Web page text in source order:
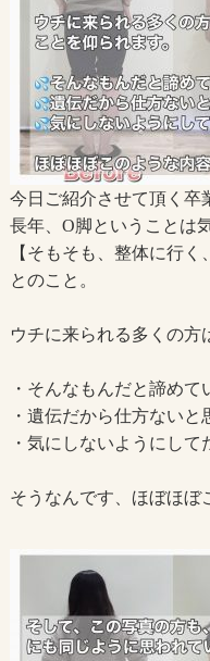
今日ご紹介させて頂く卒
長年、O脚ということは
【そもそも、整体に行く
とのこと。
ウチに来られる多くの方
・そんなもんだと諦めて
・遺伝だから仕方ないと
・気にしないようにして
そうなんです、ほぼほぼ